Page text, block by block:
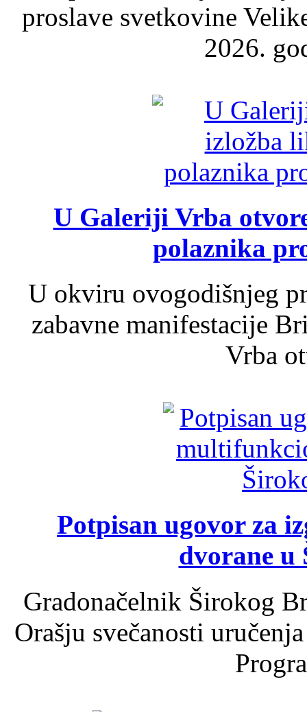
proslave svetkovine
2026.
U Galeriji Vrba
polaznika
U okviru ovogodišnjeg
zabavne manifestacije
Vrba
Potpisan ugovor za
dvorane u
Gradonačelnik Širokog
Orašju svečanosti